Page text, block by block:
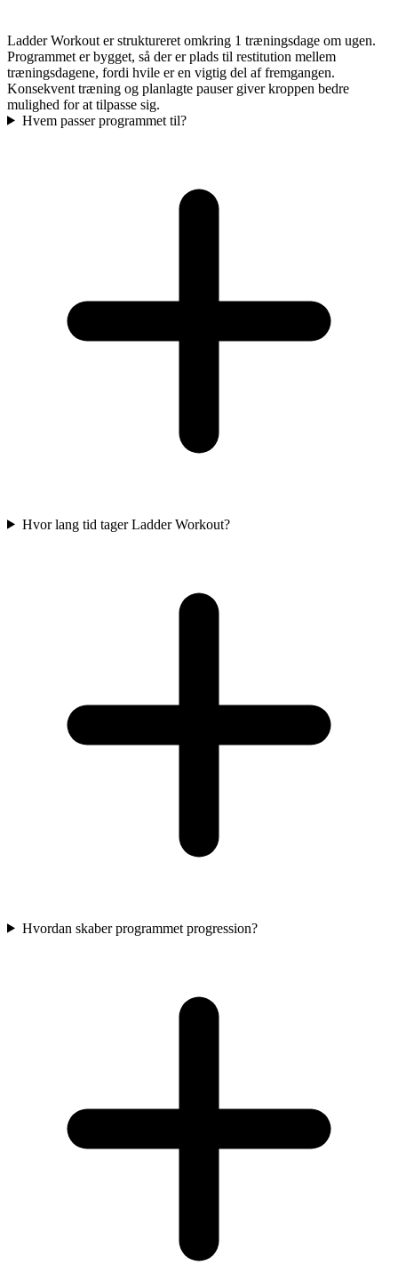
Ladder Workout er struktureret omkring 1 træningsdage om ugen.
Programmet er bygget, så der er plads til restitution mellem
træningsdagene, fordi hvile er en vigtig del af fremgangen.
Konsekvent træning og planlagte pauser giver kroppen bedre
mulighed for at tilpasse sig.
Hvem passer programmet til?
Hvor lang tid tager Ladder Workout?
Hvordan skaber programmet progression?